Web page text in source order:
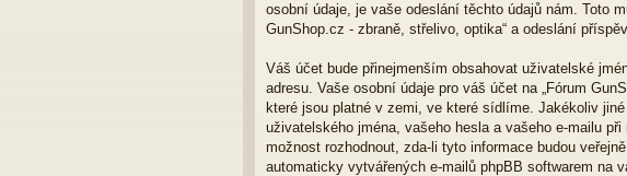
osobní údaje, je vaše odeslání těchto údajů nám. Toto
GunShop.cz - zbraně, střelivo, optika“ a odeslání
Váš účet bude přinejmenším obsahovat uživatelské
adresu. Vaše osobní údaje pro váš účet na „Fórum
které jsou platné v zemi, ve které sídlíme. Jakékoliv
uživatelského jména, vašeho hesla a vašeho e-mailu
možnost rozhodnout, zda-li tyto informace budou
automaticky vytvářených e-mailů phpBB softwarem na